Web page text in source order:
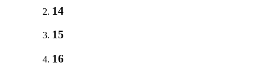
14
15
16